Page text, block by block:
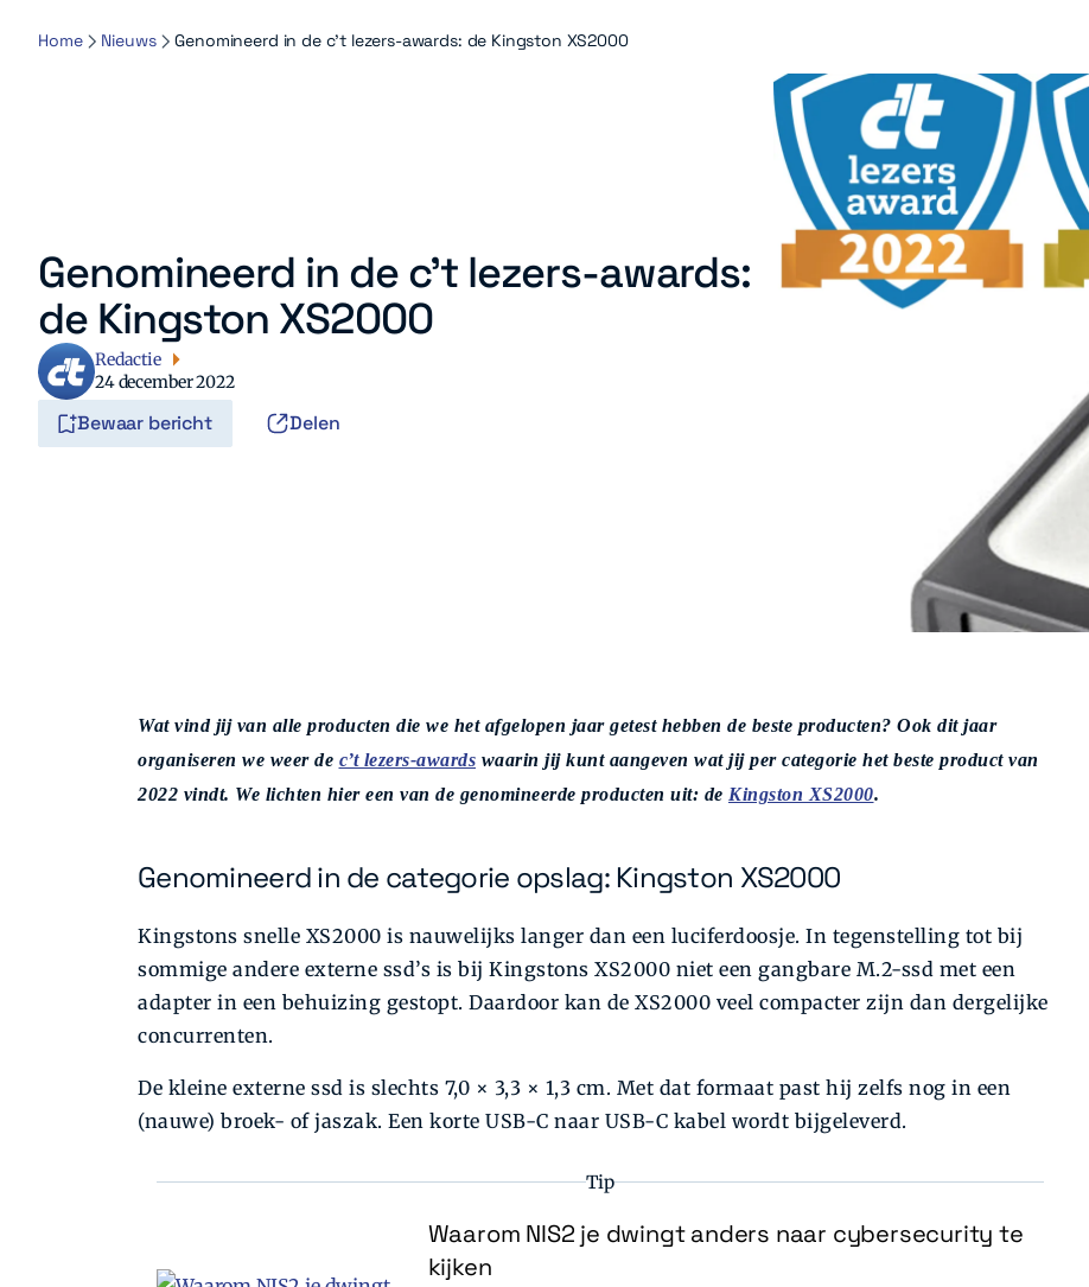
Home Nieuws Genomineerd in de c’t lezers-awards: de Kingston XS2000
Genomineerd in de c’t lezers-awards:
de Kingston XS2000
Redactie
24 december 2022
Bewaar bericht Delen
Wat vind jij van alle producten die we het afgelopen jaar getest hebben de beste producten? Ook dit jaar
organiseren we weer de c’t lezers-awards waarin jij kunt aangeven wat jij per categorie het beste product van
2022 vindt. We lichten hier een van de genomineerde producten uit: de Kingston XS2000.
Genomineerd in de categorie opslag: Kingston XS2000
Kingstons snelle XS2000 is nauwelijks langer dan een luciferdoosje. In tegenstelling tot bij
sommige andere externe ssd’s is bij Kingstons XS2000 niet een gangbare M.2-ssd met een
adapter in een behuizing gestopt. Daardoor kan de XS2000 veel compacter zijn dan dergelijke
concurrenten.
De kleine externe ssd is slechts 7,0 × 3,3 × 1,3 cm. Met dat formaat past hij zelfs nog in een
(nauwe) broek- of jaszak. Een korte USB-C naar USB-C kabel wordt bijgeleverd.
Tip
Waarom NIS2 je dwingt anders naar cybersecurity te
kijken